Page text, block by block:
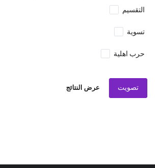
التقسيم
تسوية
حرب اهلية
تصويت عرض النتائج